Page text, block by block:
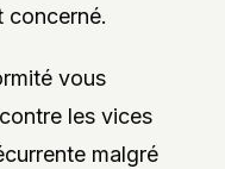
concerné.
vous
les vices
malgré